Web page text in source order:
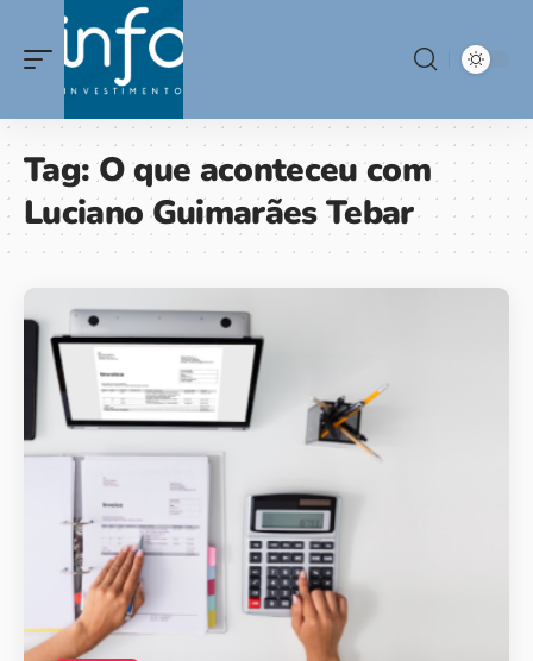
Tag:O que aconteceu com
Luciano Guimarães Tebar